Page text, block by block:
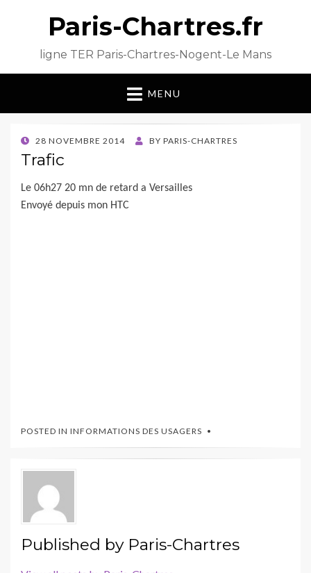
Paris-Chartres.fr
ligne TER Paris-Chartres-Nogent-Le Mans
MENU
POSTED
ON
28 NOVEMBRE 2014 BY PARIS-CHARTRES
Trafic
Le 06h27 20 mn de retard a Versailles
Envoyé depuis mon HTC
POSTED IN INFORMATIONS DES USAGERS
Published by Paris-Chartres